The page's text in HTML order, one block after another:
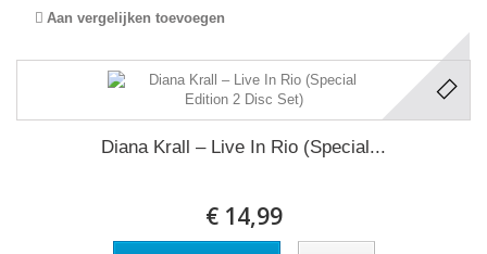
Aan vergelijken toevoegen
Diana Krall ‎– Live In Rio (Special...
€ 14,99